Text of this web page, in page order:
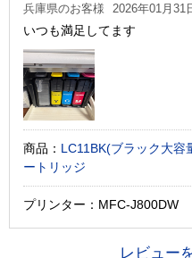
兵庫県のお客様 2026年01月31
いつも満足してます
商品： LC11BK(ブラック大容
ートリッジ
プリンター：MFC-J800DW
レビュー